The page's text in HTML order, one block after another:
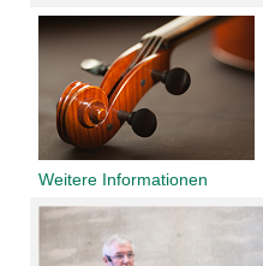
Weitere Informationen